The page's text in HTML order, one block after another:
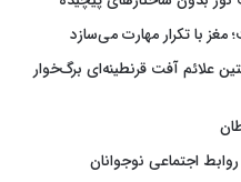
با تکرار مهارت می‌سازد
علائم آفت قرنطینه‌ای برگ‌خوار
اجتماعی نوجوانان